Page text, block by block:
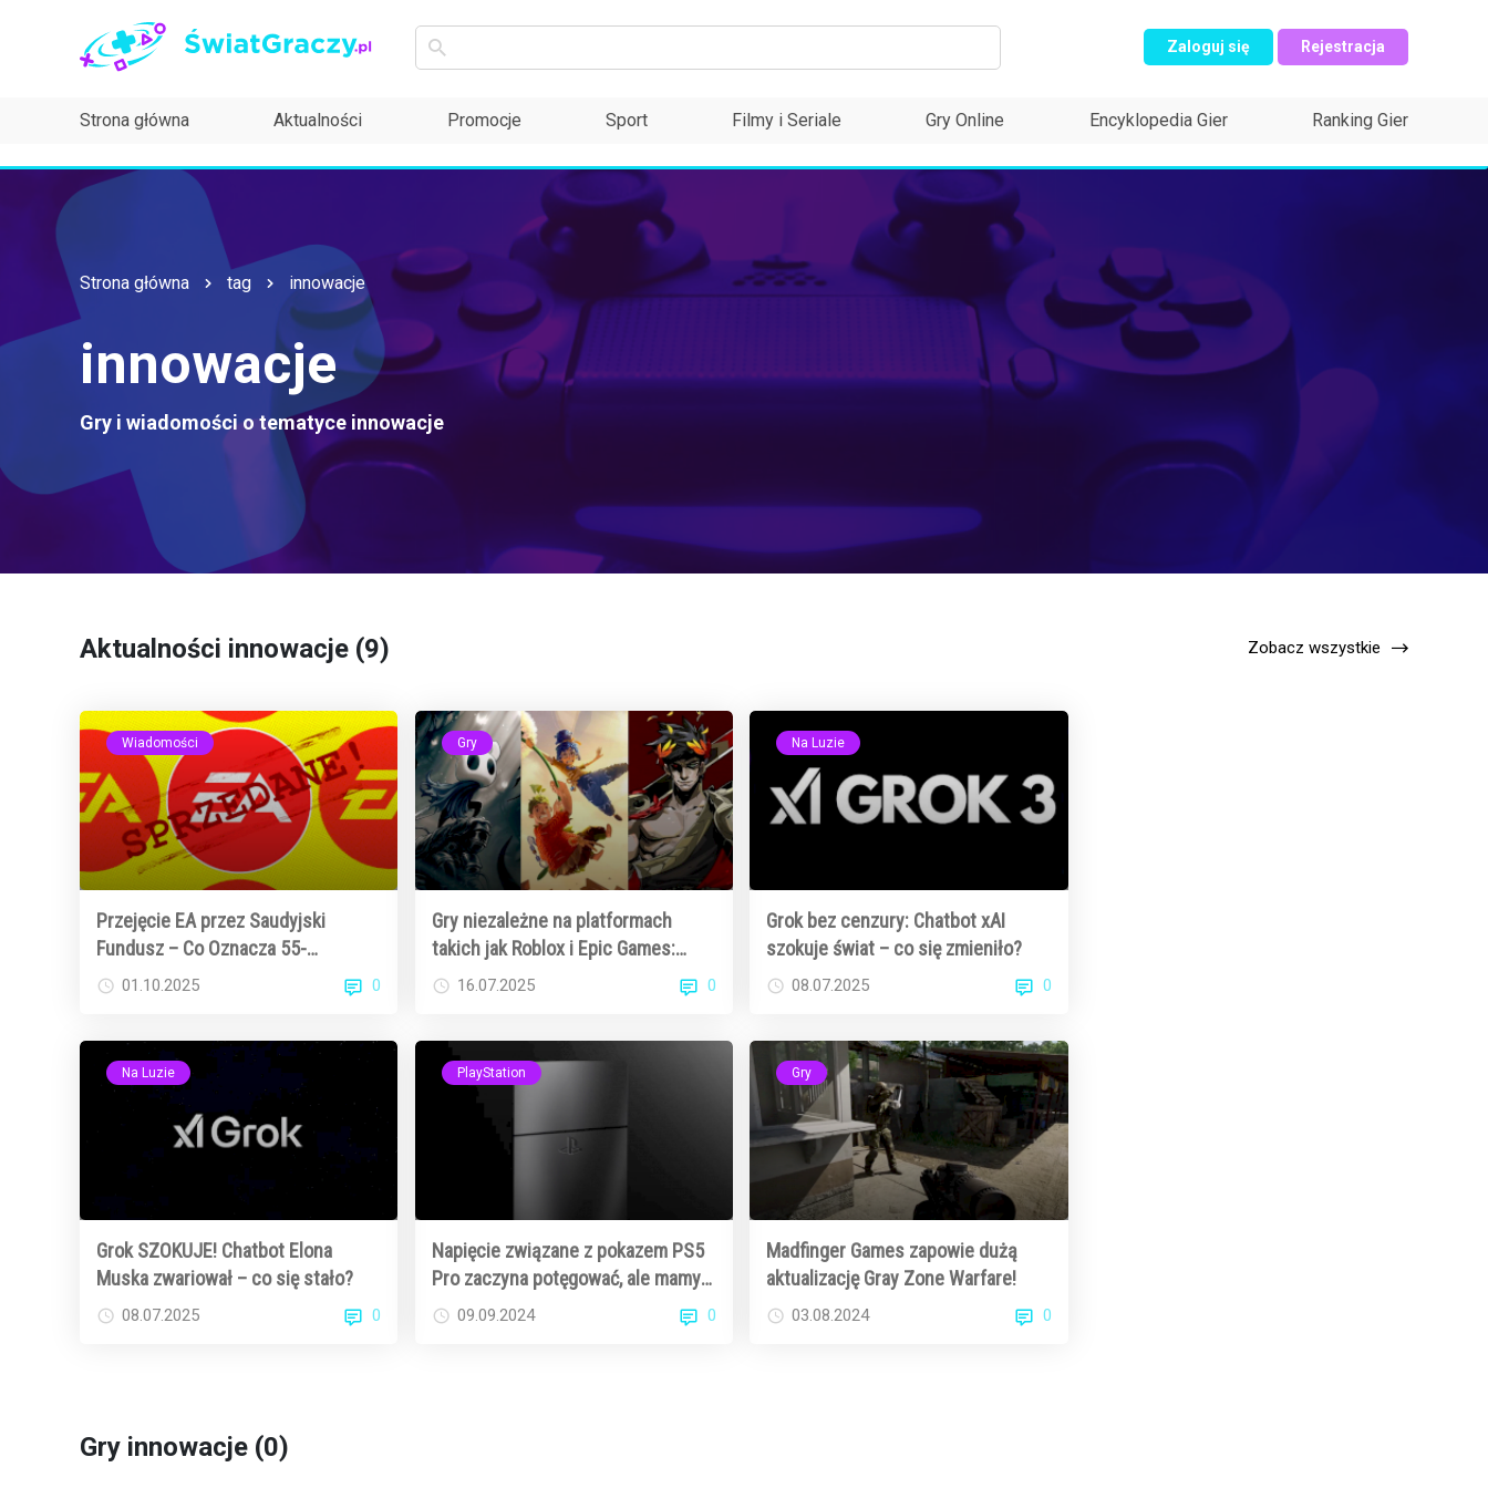
Zaloguj się Rejestracja
Strona główna Aktualności Promocje Sport Filmy i Seriale Gry Online Encyklopedia Gier Ranking Gier
Strona główna tag innowacje
innowacje
Gry i wiadomości o tematyce innowacje
Aktualności innowacje (9) Zobacz wszystkie
Wiadomości
Przejęcie EA przez Saudyjski
Fundusz – Co Oznacza 55-
Miliardowy Deal dla Graczy w 2025
01.10.2025 0
Gry
Gry niezależne na platformach
takich jak Roblox i Epic Games:
Rewolucja kreatywności i
16.07.2025 0
Na Luzie
Grok bez cenzury: Chatbot xAI
szokuje świat – co się zmieniło?
08.07.2025 0
Na Luzie
Grok SZOKUJE! Chatbot Elona
Muska zwariował – co się stało?
08.07.2025 0
PlayStation
Napięcie związane z pokazem PS5
Pro zaczyna potęgować, ale mamy
ku temu powody
09.09.2024 0
Gry
Madfinger Games zapowie dużą
aktualizację Gray Zone Warfare!
03.08.2024 0
Gry innowacje (0)